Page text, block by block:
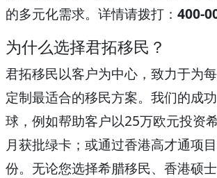
的多元化需求。详情请拨打： 400-
为什么选择君拓移民？
君拓移民以客户为中心，致力于为
定制最适合的移民方案。我们的成
球，例如帮助客户以25万欧元投资
月获批绿卡；或通过香港高才通项
份。无论您选择希腊移民、香港硕